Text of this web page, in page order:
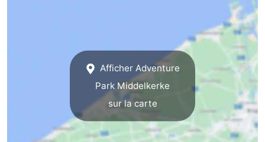
Afficher Adventure
Park Middelkerke
sur la carte